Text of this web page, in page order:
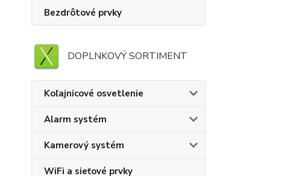
Bezdrôtové prvky
DOPLNKOVÝ SORTIMENT
Koľajnicové osvetlenie
Alarm systém
Kamerový systém
WiFi a sieťové prvky